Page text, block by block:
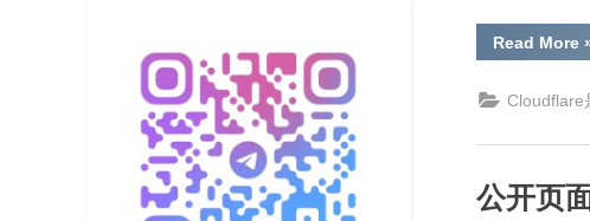
Read More
Cloudflare
公开页